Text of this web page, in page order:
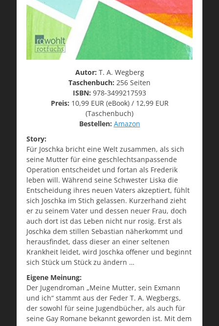
Autor: T. A. Wegberg
Taschenbuch: 256 Seiten
ISBN: 978-3499217593
Preis: 10,99 EUR (eBook) / 12,99 EUR
(Taschenbuch)
Bestellen: Amazon
Story:
Für Joschka bricht eine Welt zusammen, als sich
seine Mutter für eine geschlechtsanpassende
Operation entscheidet und fortan als Frederik
leben will. Während seine Schwester Liska die
Entscheidung ihres neuen Vaters akzeptiert, fühlt
sich Joschka im Stich gelassen. Kurzerhand zieht
er zu seinem Vater und dessen neuer Frau, doch
auch dort ist das Leben nicht nur rosig. Erst als
Joschka dem stillen Sebastian näherkommt und
herausfindet, dass dieser an einer seltenen
Krankheit leidet, wird Joschka offener und beginnt
sich Stück um Stück zu ändern …
Eigene Meinung:
Der Jugendroman „Meine Mutter, sein Exmann
und ich“ stammt aus der Feder T. A. Wegbergs,
der sowohl für seine Jugendbücher, als auch für
seine Gay Romane bekannt geworden ist. Mit dem